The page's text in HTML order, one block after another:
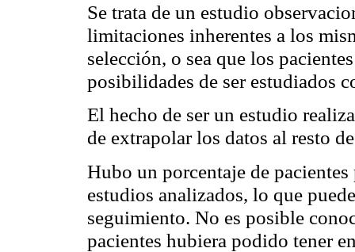
Se trata de un estudio
limitaciones inherentes a los
selección, o sea que los
posibilidades de ser estudiados
El hecho de ser un estudio
de extrapolar los datos al resto
Hubo un porcentaje de
estudios analizados, lo que
seguimiento. No es posible
pacientes hubiera podido tener